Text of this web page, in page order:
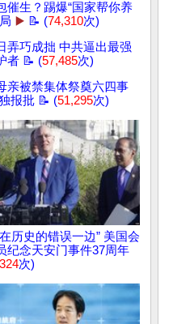
催生？踢爆“国家帮你养
▶️ 📝 (74,310次)
弄巧成拙 中共逼出最强
者 📝 (57,485次)
亲被禁集体祭奠六四事
报批 📝 (51,295次)
历史的错误一边” 美国会
纪念天安门事件37周年
次)